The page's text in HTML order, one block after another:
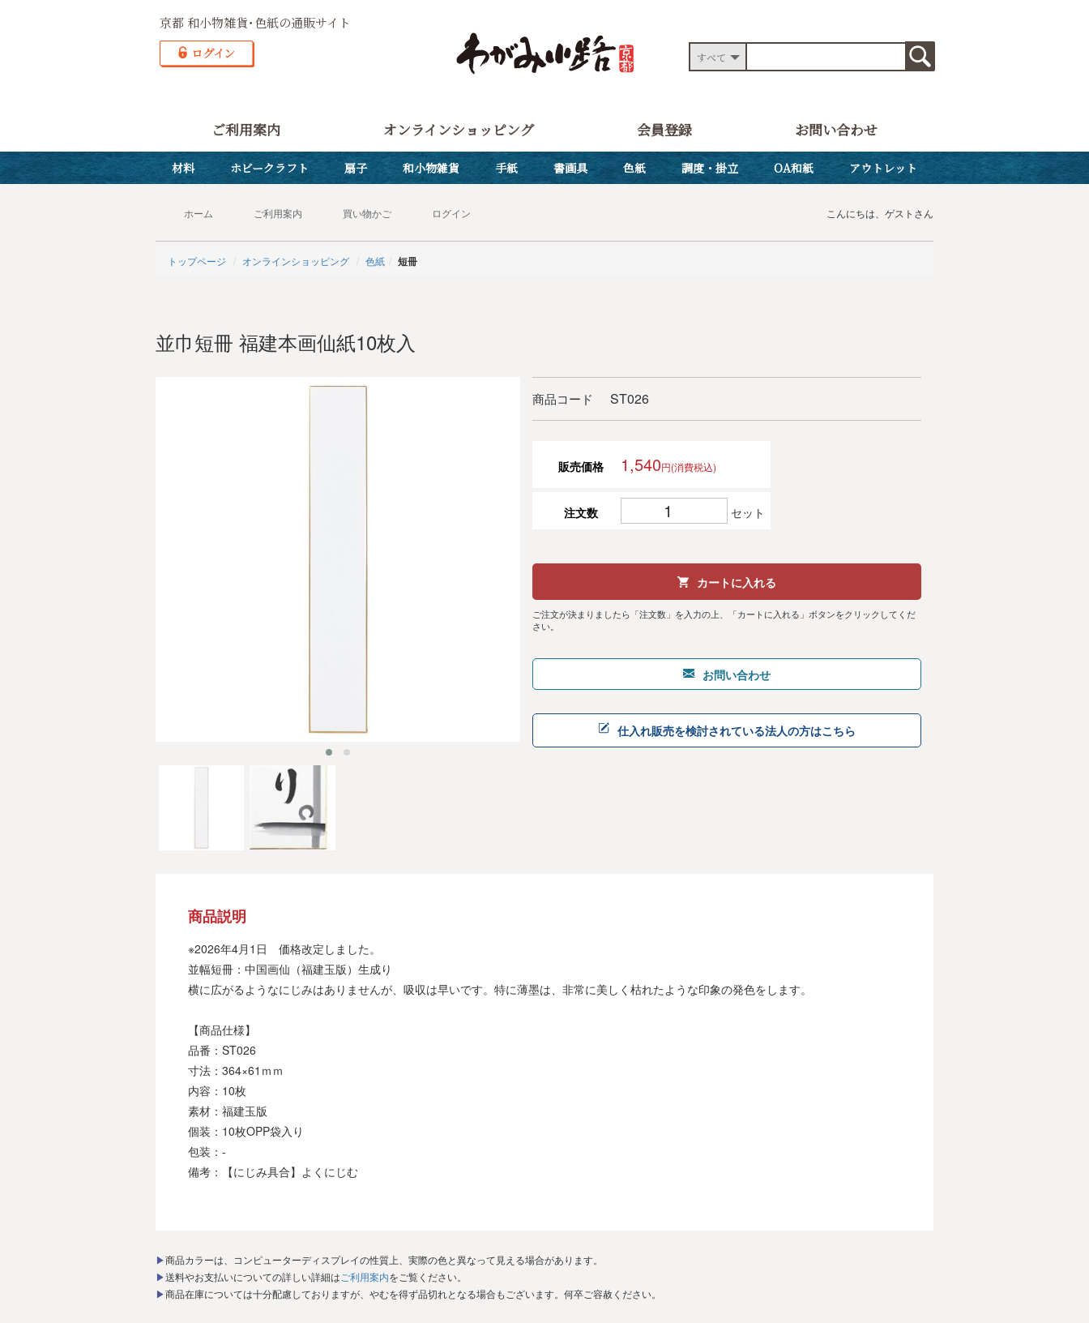
京都 和小物雑貨･色紙の通販サイト
ご利用案内 オンラインショッピング 会員登録 お問い合わせ
材料 ホビークラフト 扇子 和小物雑貨 手紙 書画具 色紙 調度・掛立 OA和紙 アウトレット
ホーム ご利用案内 買い物かご ログイン こんにちは、ゲストさん
トップページ オンラインショッピング 色紙 短冊
並巾短冊 福建本画仙紙10枚入
商品コード ST026
販売価格 1,540円(消費税込)
注文数 セット
カートに入れる
ご注文が決まりましたら「注文数」を入力の上、「カートに入れる」ボタンをクリックしてくだ
さい。
お問い合わせ
仕入れ販売を検討されている法人の方はこちら
商品説明
※2026年4月1日 価格改定しました。
並幅短冊：中国画仙（福建玉版）生成り
横に広がるようなにじみはありませんが、吸収は早いです。特に薄墨は、非常に美しく枯れたような印象の発色をします。
【商品仕様】
品番：ST026
寸法：364×61ｍｍ
内容：10枚
素材：福建玉版
個装：10枚OPP袋入り
包装：-
備考：【にじみ具合】よくにじむ
▶商品カラーは、コンピューターディスプレイの性質上、実際の色と異なって見える場合があります。
▶送料やお支払いについての詳しい詳細は ご利用案内をご覧ください。
▶商品在庫については十分配慮しておりますが、やむを得ず品切れとなる場合もございます。何卒ご容赦ください。